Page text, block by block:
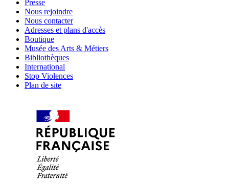
Presse
Nous rejoindre
Nous contacter
Adresses et plans d'accès
Boutique
Musée des Arts & Métiers
Bibliothèques
International
Stop Violences
Plan de site